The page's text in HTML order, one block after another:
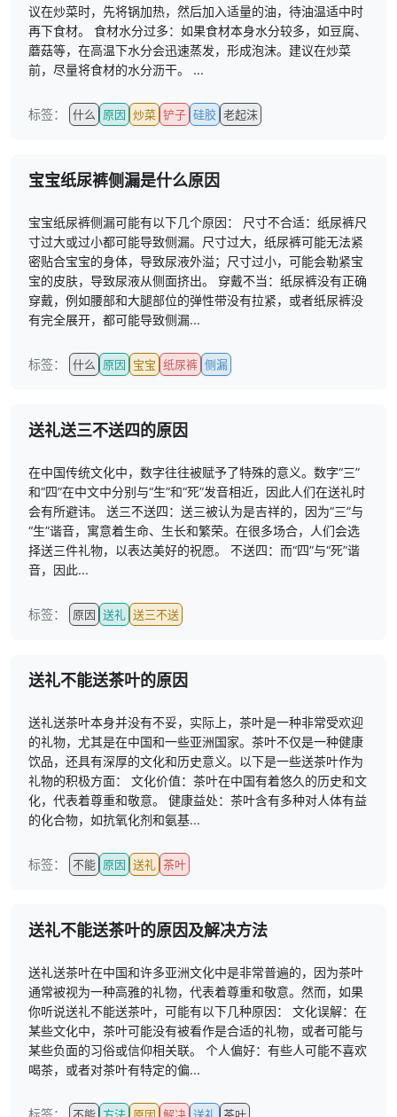
议在炒菜时，先将锅加热，然后加入适量的油，待油温适中时
再下食材。 食材水分过多：如果食材本身水分较多，如豆腐、
蘑菇等，在高温下水分会迅速蒸发，形成泡沫。建议在炒菜
前，尽量将食材的水分沥干。 ...
标签： 什么 原因 炒菜 铲子 硅胶 老起沫
宝宝纸尿裤侧漏是什么原因
宝宝纸尿裤侧漏可能有以下几个原因： 尺寸不合适：纸尿裤尺
寸过大或过小都可能导致侧漏。尺寸过大，纸尿裤可能无法紧
密贴合宝宝的身体，导致尿液外溢；尺寸过小，可能会勒紧宝
宝的皮肤，导致尿液从侧面挤出。 穿戴不当：纸尿裤没有正确
穿戴，例如腰部和大腿部位的弹性带没有拉紧，或者纸尿裤没
有完全展开，都可能导致侧漏...
标签： 什么 原因 宝宝 纸尿裤 侧漏
送礼送三不送四的原因
在中国传统文化中，数字往往被赋予了特殊的意义。数字“三”
和“四”在中文中分别与“生”和“死”发音相近，因此人们在送礼时
会有所避讳。 送三不送四：送三被认为是吉祥的，因为“三”与
“生”谐音，寓意着生命、生长和繁荣。在很多场合，人们会选
择送三件礼物，以表达美好的祝愿。 不送四：而“四”与“死”谐
音，因此...
标签： 原因 送礼 送三不送
送礼不能送茶叶的原因
送礼送茶叶本身并没有不妥，实际上，茶叶是一种非常受欢迎
的礼物，尤其是在中国和一些亚洲国家。茶叶不仅是一种健康
饮品，还具有深厚的文化和历史意义。以下是一些送茶叶作为
礼物的积极方面： 文化价值：茶叶在中国有着悠久的历史和文
化，代表着尊重和敬意。 健康益处：茶叶含有多种对人体有益
的化合物，如抗氧化剂和氨基...
标签： 不能 原因 送礼 茶叶
送礼不能送茶叶的原因及解决方法
送礼送茶叶在中国和许多亚洲文化中是非常普遍的，因为茶叶
通常被视为一种高雅的礼物，代表着尊重和敬意。然而，如果
你听说送礼不能送茶叶，可能有以下几种原因： 文化误解：在
某些文化中，茶叶可能没有被看作是合适的礼物，或者可能与
某些负面的习俗或信仰相关联。 个人偏好：有些人可能不喜欢
喝茶，或者对茶叶有特定的偏...
标签：